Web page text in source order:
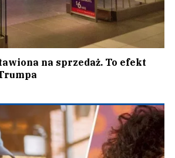
na sprzedaż. To efekt